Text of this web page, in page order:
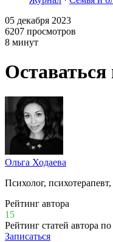
05 декабря 2023
6207 просмотров
8 минут
Оставаться
Ольга Ходаева
Психолог,
Рейтинг автора
15
Рейтинг статей автора
Записаться